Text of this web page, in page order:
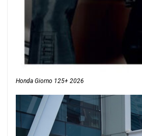
Honda Giorno 125+ 2026